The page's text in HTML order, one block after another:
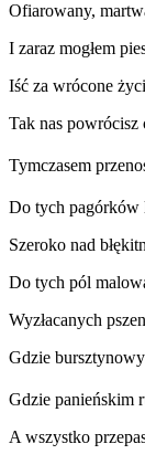
Ofiarowany,
I zaraz mogłem
Iść za wrócone
Tak nas powrócisz
Tymczasem
Do tych pagórków
Szeroko nad
Do tych pól
Wyzłacanych
Gǳie bursztynowy
Gǳie panieńskim
A wszystko